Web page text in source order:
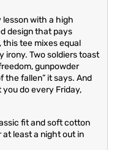
lesson with a high
design that pays
tee mixes equal
irony. Two soldiers toast
gunpowder
the fallen” it says. And
do every Friday,
fit and soft cotton
least a night out in